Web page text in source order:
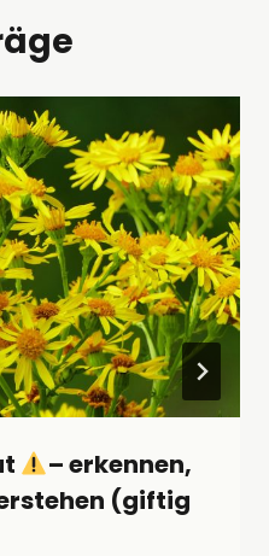
– erkennen,
(giftig